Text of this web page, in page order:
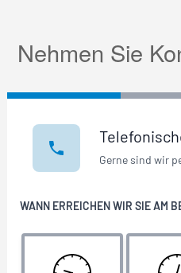
Nehmen Sie